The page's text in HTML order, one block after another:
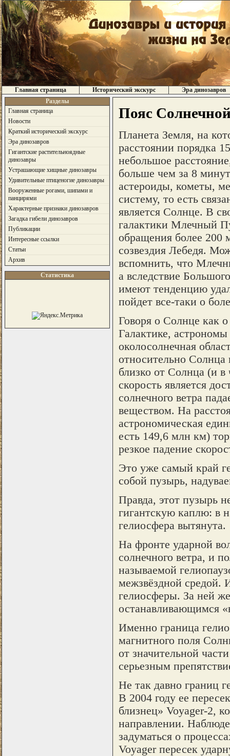
Главная страница Исторический экскурс
Эра динозавров
Разделы
Главная страница
Новости
Краткий исторический экскурс
Эра динозавров
Гигантские растительноядные
динозавры
Устрашающие хищные динозавры
Удивительные птиценогие динозавры
Вооруженные рогами, шипами и
панцирями
Характерные признаки динозавров
Загадка гибели динозавров
Публикации
Интересные ссылки
Статьи
Архив
Статистика
Пояс
Планета Земля, на
расстоянии порядка
небольшое
больше чем за 8
астероиды, кометы,
систему, то есть
является Солнце. В
галактики Млечный
обращения более 200
созвездия Лебедя.
вспомнить, что
а вследствие
имеют тенденцию
пойдет все-таки о
Говоря о Солнце как
Галактике,
околосолнечная
относительно Солнца
близко от Солнца (и в
скорость является
солнечного ветра
веществом. На
астрономическая
есть 149,6 млн км)
резкое падение
Это уже самый край
собой пузырь,
Правда, этот пузырь
гигантскую каплю: в
гелиосфера вытянута.
На фронте ударной
солнечного ветра, и
называемой
межзвёздной средой.
гелиосферы. За ней
останавливающимся
Именно граница
магнитного поля
от значительной
серьезным
Не так давно границ
В 2004 году ее
близнец» Voyager-2,
направлении.
задуматься о
Voyager пересек